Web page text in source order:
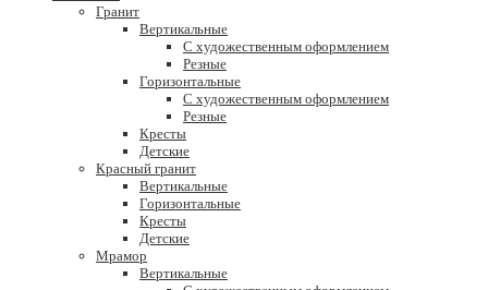
Гранит
Вертикальные
С художественным оформлением
Резные
Горизонтальные
С художественным оформлением
Резные
Кресты
Детские
Красный гранит
Вертикальные
Горизонтальные
Кресты
Детские
Мрамор
Вертикальные